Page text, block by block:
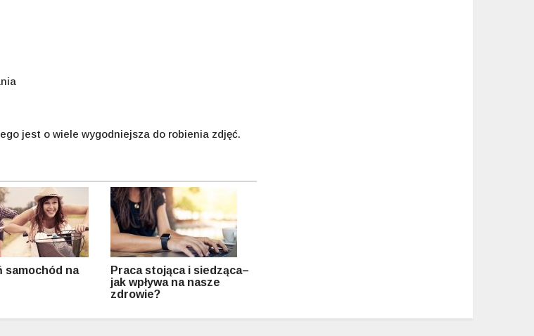
jest o wiele wygodniejsza do robienia zdjęć.
samochód na
Praca stojąca i siedząca–
jak wpływa na nasze
zdrowie?